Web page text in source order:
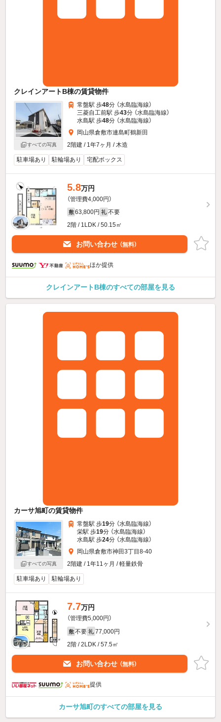
クレインアートB棟の賃貸物件
すべての写真
常盤駅 歩48分 （水島臨海線）
三菱自工前駅 歩43分 （水島臨海線）
水島駅 歩48分 （水島臨海線）
岡山県倉敷市連島町鶴新田
2階建 / 1年7ヶ月 / 木造
駐車場あり 駐輪場あり 宅配ボックス
5.8万円
（管理費4,000円）
敷 63,800円 礼 不要
2階 / 1LDK / 50.15㎡
お問い合わせ （無料）
ほか提供
クレインアートB棟のすべての部屋を見る
カーサ旭町の賃貸物件
すべての写真
常盤駅 歩19分 （水島臨海線）
栄駅 歩19分 （水島臨海線）
水島駅 歩24分 （水島臨海線）
岡山県倉敷市神田3丁目8-40
2階建 / 1年11ヶ月 / 軽量鉄骨
駐車場あり 駐輪場あり
7.7万円
（管理費5,000円）
敷 不要 礼 77,000円
2階 / 2LDK / 57.5㎡
お問い合わせ （無料）
提供
カーサ旭町のすべての部屋を見る